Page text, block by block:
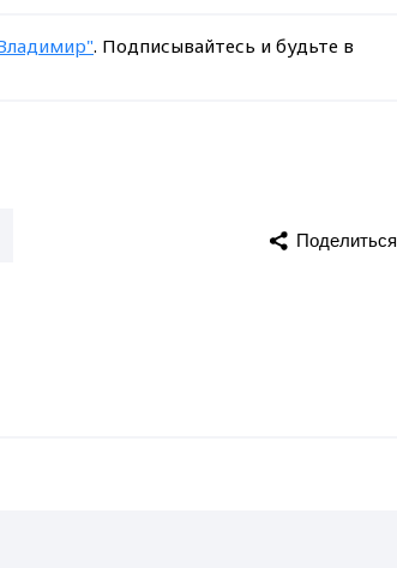
. Подписывайтесь и будьте в
Поделиться